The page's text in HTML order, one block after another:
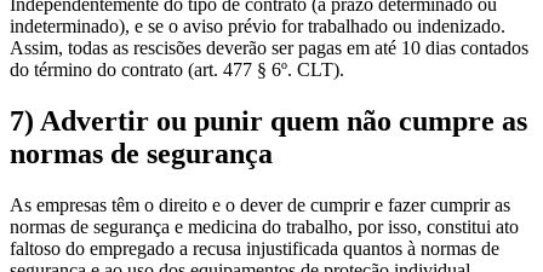
indeterminado), e se o aviso prévio for trabalhado ou indenizado.
Assim, todas as rescisões deverão ser pagas em até 10 dias contados
do término do contrato (art. 477 § 6º. CLT).
7) Advertir ou punir quem não cumpre as
normas de segurança
As empresas têm o direito e o dever de cumprir e fazer cumprir as
normas de segurança e medicina do trabalho, por isso, constitui ato
faltoso do empregado a recusa injustificada quantos à normas de